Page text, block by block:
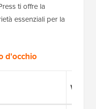
ti offre la
essenziali per la
d'occhio